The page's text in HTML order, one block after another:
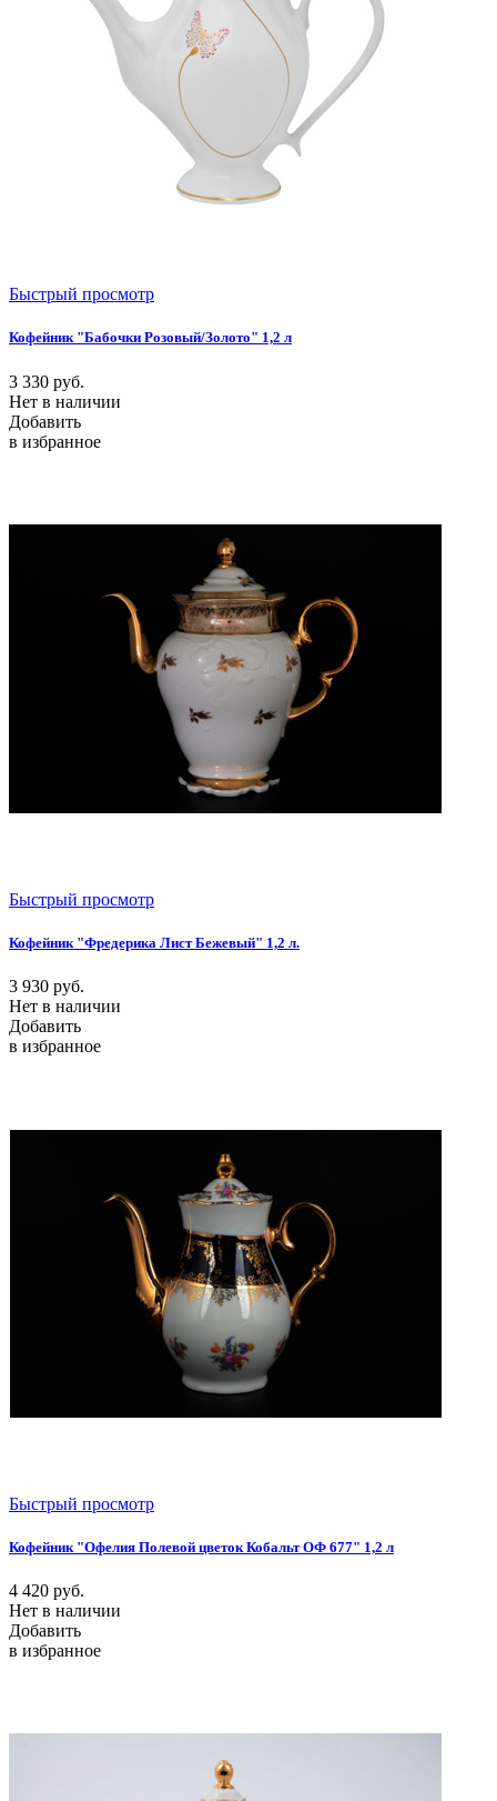
Быстрый просмотр
Кофейник "Бабочки Розовый/Золото" 1,2 л
3 330 руб.
Нет в наличии
Добавить
в избранное
Быстрый просмотр
Кофейник "Фредерика Лист Бежевый" 1,2 л.
3 930 руб.
Нет в наличии
Добавить
в избранное
Быстрый просмотр
Кофейник "Офелия Полевой цветок Кобальт ОФ 677" 1,2 л
4 420 руб.
Нет в наличии
Добавить
в избранное